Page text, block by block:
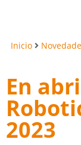
Inicio
En
2023